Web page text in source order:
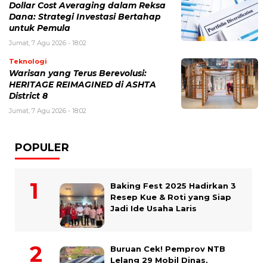
Dollar Cost Averaging dalam Reksa
Dana: Strategi Investasi Bertahap
untuk Pemula
Jumat, 7 Agu 2026 - 18:02
Teknologi
Warisan yang Terus Berevolusi:
HERITAGE REIMAGINED di ASHTA
District 8
Jumat, 7 Agu 2026 - 18:02
POPULER
Baking Fest 2025 Hadirkan 3
Resep Kue & Roti yang Siap
Jadi Ide Usaha Laris
Buruan Cek! Pemprov NTB
Lelang 29 Mobil Dinas,